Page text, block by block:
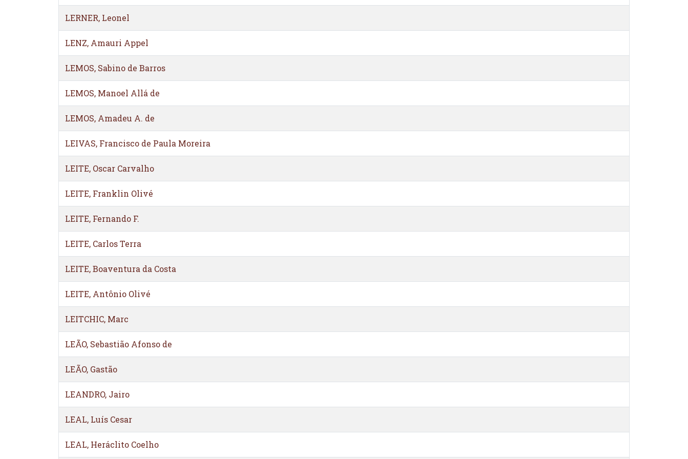
LERNER, Leonel
LENZ, Amauri Appel
LEMOS, Sabino de Barros
LEMOS, Manoel Allá de
LEMOS, Amadeu A. de
LEIVAS, Francisco de Paula Moreira
LEITE, Oscar Carvalho
LEITE, Franklin Olivé
LEITE, Fernando F.
LEITE, Carlos Terra
LEITE, Boaventura da Costa
LEITE, Antônio Olivé
LEITCHIC, Marc
LEÃO, Sebastião Afonso de
LEÃO, Gastão
LEANDRO, Jairo
LEAL, Luís Cesar
LEAL, Heráclito Coelho